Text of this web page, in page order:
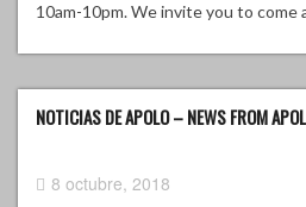
10am-10pm. We invite you to come
NOTICIAS DE APOLO – NEWS FROM
8 octubre, 2018